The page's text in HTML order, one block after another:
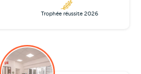
Trophée réussite 2026